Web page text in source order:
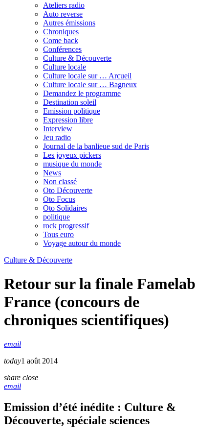
Ateliers radio
Auto reverse
Autres émissions
Chroniques
Come back
Conférences
Culture & Découverte
Culture locale
Culture locale sur … Arcueil
Culture locale sur … Bagneux
Demandez le programme
Destination soleil
Emission politique
Expression libre
Interview
Jeu radio
Journal de la banlieue sud de Paris
Les joyeux pickers
musique du monde
News
Non classé
Oto Découverte
Oto Focus
Oto Solidaires
politique
rock progressif
Tous euro
Voyage autour du monde
Culture & Découverte
Retour sur la finale Famelab
France (concours de
chroniques scientifiques)
email
today1 août 2014
share close
email
Emission d’été inédite : Culture &
Découverte, spéciale sciences